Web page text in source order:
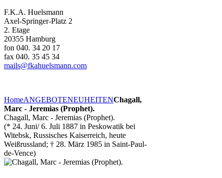
F.K.A. Huelsmann
Axel-Springer-Platz 2
2. Etage
20355 Hamburg
fon 040. 34 20 17
fax 040. 35 45 34
mails@fkahuelsmann.com
HomeANGEBOTENEUHEITENChagall,
Marc - Jeremias (Prophet).
Chagall, Marc - Jeremias (Prophet).
(* 24. Juni/ 6. Juli 1887 in Peskowatik bei
Witebsk, Russisches Kaiserreich, heute
Weißrussland; † 28. März 1985 in Saint-Paul-
de-Vence)